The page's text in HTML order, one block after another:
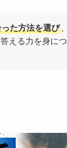
た方法を選び、
える力を身につ